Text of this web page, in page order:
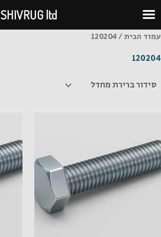
לתוכן
עמוד הבית/ 120204
120204
SHIVRUG ltd